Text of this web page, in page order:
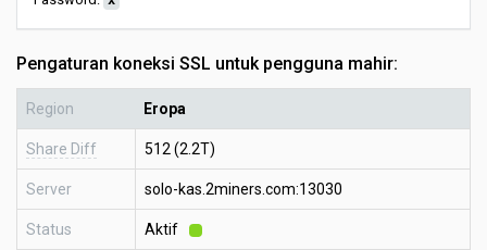
Pengaturan koneksi SSL untuk pengguna mahir:
Region Eropa
Share Diff 512 (2.2T)
Server solo-kas.2miners.com:13030
Status Aktif